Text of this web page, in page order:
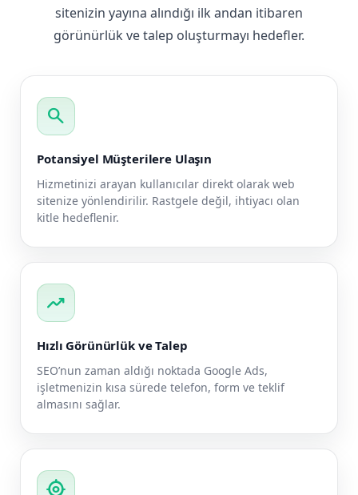
sitenizin yayına alındığı ilk andan itibaren
görünürlük ve talep oluşturmayı hedefler.
search
Potansiyel Müşterilere Ulaşın
Hizmetinizi arayan kullanıcılar direkt olarak web
sitenize yönlendirilir. Rastgele değil, ihtiyacı olan
kitle hedeflenir.
trending_up
Hızlı Görünürlük ve Talep
SEO’nun zaman aldığı noktada Google Ads,
işletmenizin kısa sürede telefon, form ve teklif
almasını sağlar.
my_location